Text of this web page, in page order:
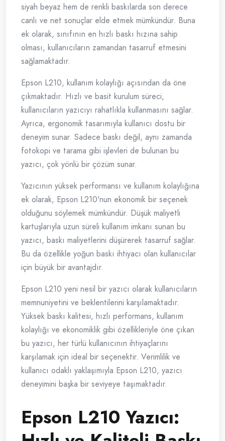
siyah beyaz hem de renkli baskılarda son derece
canlı ve net sonuçlar elde etmek mümkündür. Buna
ek olarak, sınıfının en hızlı baskı hızına sahip
olması, kullanıcıların zamandan tasarruf etmesini
sağlamaktadır.
Epson L210, kullanım kolaylığı açısından da öne
çıkmaktadır. Hızlı ve basit kurulum süreci,
kullanıcıların yazıcıyı rahatlıkla kullanmasını sağlar.
Ayrıca, ergonomik tasarımıyla kullanıcı dostu bir
deneyim sunar. Sadece baskı değil, aynı zamanda
fotokopi ve tarama gibi işlevleri de bulunan bu
yazıcı, çok yönlü bir çözüm sunar.
Yazıcının yüksek performansı ve kullanım kolaylığına
ek olarak, Epson L210'nun ekonomik bir seçenek
olduğunu söylemek mümkündür. Düşük maliyetli
kartuşlarıyla uzun süreli kullanım imkanı sunan bu
yazıcı, baskı maliyetlerini düşürerek tasarruf sağlar.
Bu da özellikle yoğun baskı ihtiyacı olan kullanıcılar
için büyük bir avantajdır.
Epson L210 yeni nesil bir yazıcı olarak kullanıcıların
memnuniyetini ve beklentilerini karşılamaktadır.
Yüksek baskı kalitesi, hızlı performans, kullanım
kolaylığı ve ekonomiklik gibi özellikleriyle öne çıkan
bu yazıcı, her türlü kullanıcının ihtiyaçlarını
karşılamak için ideal bir seçenektir. Verimlilik ve
kullanıcı odaklı yaklaşımıyla Epson L210, yazıcı
deneyimini başka bir seviyeye taşımaktadır.
Epson L210 Yazıcı: